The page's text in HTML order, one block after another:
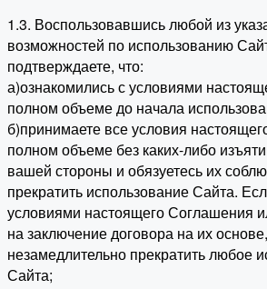
1.3. Воспользовавшись любой из
возможностей по использованию
подтверждаете, что:
а)ознакомились с условиями
полном объеме до начала
б)принимаете все условия
полном объеме без каких-либо
вашей стороны и обязуетесь их
прекратить использование Сайта.
условиями настоящего Соглашения
на заключение договора на их
незамедлительно прекратить любое
Сайта;